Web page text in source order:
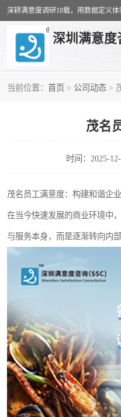
深圳满意度
当前位置： 首页 > 公司动态 >
茂名
时间：2025-
茂名员工满意度：构建和谐企
在当今快速发展的商业环境中
与服务本身，而是逐渐转向内
公共事务满意度调查
营商环境满意度
服务满意度调查